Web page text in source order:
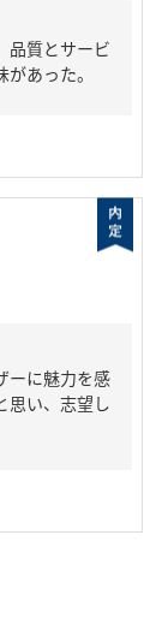
品質とサービ
あった。
ーに魅力を感
思い、志望し